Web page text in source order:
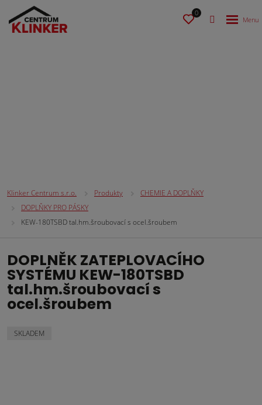
0
Klinker Centrum s.r.o. Produkty
CHEMIE A DOPLŇKY
DOPLŇKY PRO PÁSKY
KEW-180TSBD tal.hm.šroubovací s ocel.šroubem
DOPLNĚK ZATEPLOVACÍHO
SYSTÉMU KEW-180TSBD
tal.hm.šroubovací s
ocel.šroubem
SKLADEM